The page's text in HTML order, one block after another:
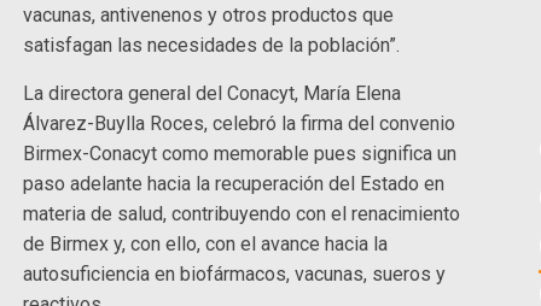
vacunas, antivenenos y otros productos que
satisfagan las necesidades de la población”.
La directora general del Conacyt, María Elena
Álvarez-Buylla Roces, celebró la firma del convenio
Birmex-Conacyt como memorable pues significa un
paso adelante hacia la recuperación del Estado en
materia de salud, contribuyendo con el renacimiento
de Birmex y, con ello, con el avance hacia la
autosuficiencia en biofármacos, vacunas, sueros y